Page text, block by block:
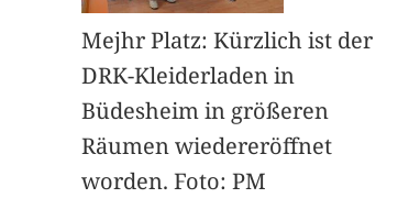
Mejhr Platz: Kürzlich ist der
DRK-Kleiderladen in
Büdesheim in größeren
Räumen wiedereröffnet
worden. Foto: PM